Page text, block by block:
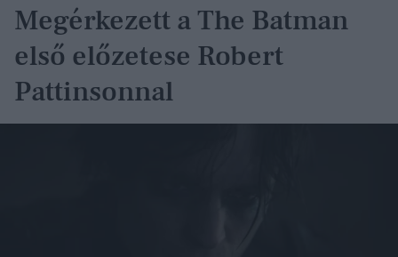
Megérkezett a The Batman
első előzetese Robert
Pattinsonnal